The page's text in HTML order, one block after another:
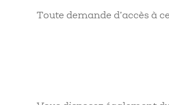
Toute demande d’accès à